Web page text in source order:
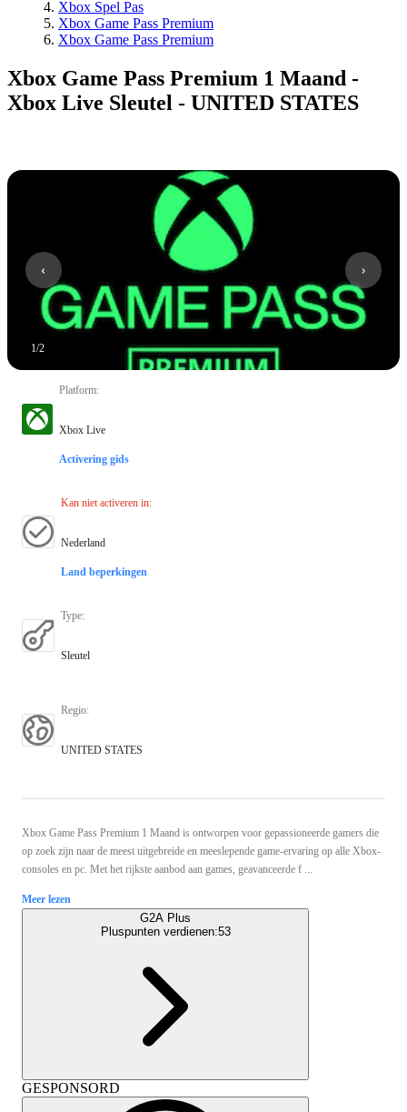
Xbox Spel Pas
Xbox Game Pass Premium
Xbox Game Pass Premium
Xbox Game Pass Premium 1 Maand -
Xbox Live Sleutel - UNITED STATES
1/2
Platform:
Xbox Live
Activering gids
Kan niet activeren in:
Nederland
Land beperkingen
Type:
Sleutel
Regio:
UNITED STATES
Xbox Game Pass Premium 1 Maand is ontworpen voor gepassioneerde gamers die
op zoek zijn naar de meest uitgebreide en meeslepende game-ervaring op alle Xbox-
consoles en pc. Met het rijkste aanbod aan games, geavanceerde f ...
Meer lezen
G2A Plus
Pluspunten verdienen:53
GESPONSORD